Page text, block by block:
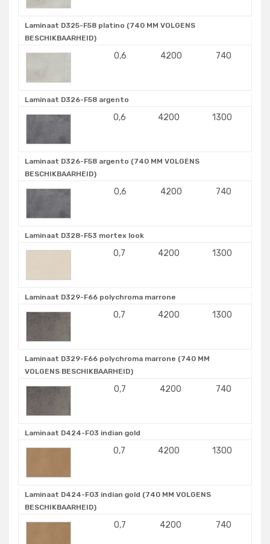
Laminaat D325-F58 platino (740 MM VOLGENS
BESCHIKBAARHEID)
0,6 4200 740
Laminaat D326-F58 argento
0,6 4200 1300
Laminaat D326-F58 argento (740 MM VOLGENS
BESCHIKBAARHEID)
0,6 4200 740
Laminaat D328-F53 mortex look
0,7 4200 1300
Laminaat D329-F66 polychroma marrone
0,7 4200 1300
Laminaat D329-F66 polychroma marrone (740 MM
VOLGENS BESCHIKBAARHEID)
0,7 4200 740
Laminaat D424-F03 indian gold
0,7 4200 1300
Laminaat D424-F03 indian gold (740 MM VOLGENS
BESCHIKBAARHEID)
0,7 4200 740